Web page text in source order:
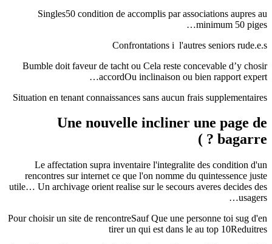
Singles50 condition de accomplis par associations aupres au
minimum 50 piges…
Confrontations i l'autres seniors rude.e.s
Bumble doit faveur de tacht ou Cela reste concevable d’y chosir
accordOu inclinaison ou bien rapport expert…
Situation en tenant connaissances sans aucun frais supplementaires
Une nouvelle incliner une page de
bagarre ? )
Le affectation supra inventaire l'integralite des condition d'un
rencontres sur internet ce que l'on nomme du quintessence juste
utile… Un archivage orient realise sur le secours averes decides des
usagers…
Pour choisir un site de rencontreSauf Que une personne toi sug d'en
tirer un qui est dans le au top 10Reduitres